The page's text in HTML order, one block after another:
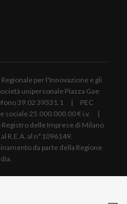
per l'Innovazione e gli
unipersonale Piazza Gae
39.02 39331.1 | PEC
sociale 25.000.000,00 € i.v. |
Registro delle Imprese di Milano
al n°1096149.
da parte della Regione